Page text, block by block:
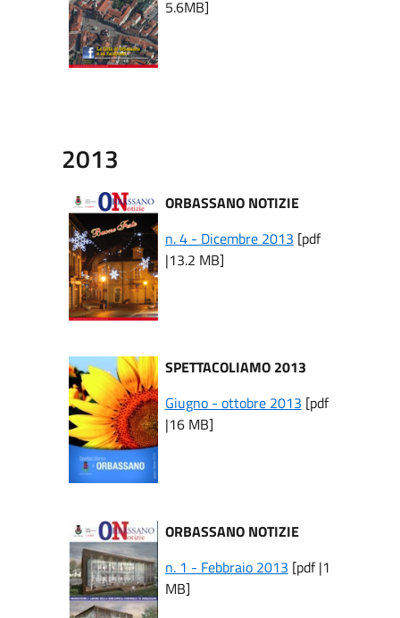
5.6MB]
2013
ORBASSANO NOTIZIE
n. 4 - Dicembre 2013 [pdf
|13.2 MB]
SPETTACOLIAMO 2013
Giugno - ottobre 2013 [pdf
|16 MB]
ORBASSANO NOTIZIE
n. 1 - Febbraio 2013 [pdf |1
MB]